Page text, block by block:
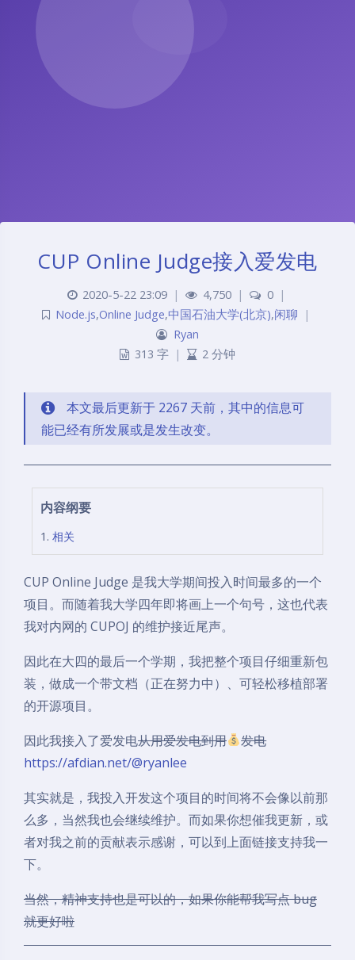
CUP Online Judge接入爱发电
2020-5-22 23:09 | 4,750 | 0
|
Node.js,Online Judge,中国石油大学(北京),闲聊
|
Ryan
313 字 | 2 分钟
本文最后更新于 2267 天前，其中的信息可
能已经有所发展或是发生改变。
内容纲要
相关
CUP Online Judge 是我大学期间投入时间最多的一个
项目。而随着我大学四年即将画上一个句号，这也代表
我对内网的 CUPOJ 的维护接近尾声。
因此在大四的最后一个学期，我把整个项目仔细重新包
装，做成一个带文档（正在努力中）、可轻松移植部署
的开源项目。
因此我接入了爱发电从用爱发电到用
发电
https://afdian.net/@ryanlee
其实就是，我投入开发这个项目的时间将不会像以前那
么多，当然我也会继续维护。而如果你想催我更新，或
者对我之前的贡献表示感谢，可以到上面链接支持我一
下。
当然，精神支持也是可以的，如果你能帮我写点 bug
就更好啦